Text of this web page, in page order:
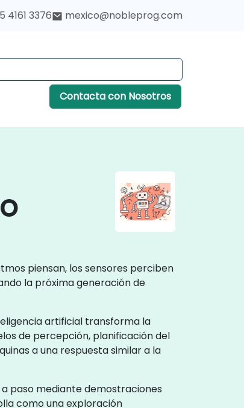
4161 3376 mexico@nobleprog.com
Contacta con Nosotros
piensan, los sensores perciben
la próxima generación de
artificial transforma la
de percepción, planificación del
a una respuesta similar a la
paso mediante demostraciones
como una exploración